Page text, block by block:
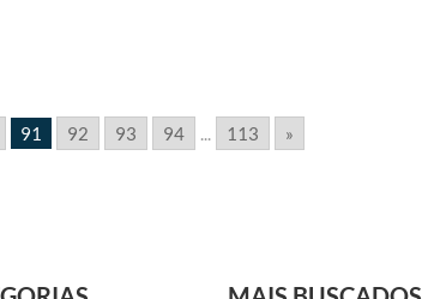
91 92 93 94 ... 113 »